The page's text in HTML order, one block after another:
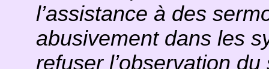
l’assistance à des
abusivement dans les
refuser l’observation